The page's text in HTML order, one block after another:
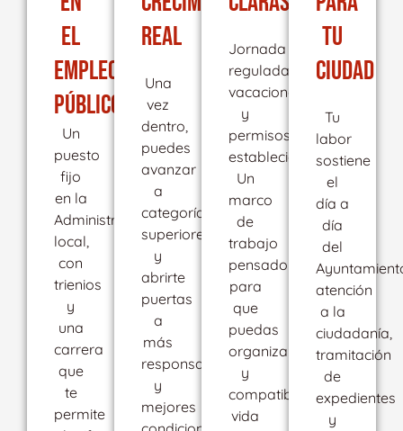
EL
EMPLEO
PÚBLICO
Un
puesto
fijo
en la
Administración
local,
con
trienios
y
una
carrera
que
te
permite
REAL
Una
vez
dentro,
puedes
avanzar
a
categorías
superiores
y
abrirte
puertas
a
más
responsabilidad
y
mejores
Jornada
regulada,
vacaciones
y
permisos
establecidos.
Un
marco
de
trabajo
pensado
para
que
puedas
organizarte
y
compatibilizar
vida
TU
CIUDAD
Tu
labor
sostiene
el
día a
día
del
atención
a la
ciudadanía,
tramitación
de
expedientes
y